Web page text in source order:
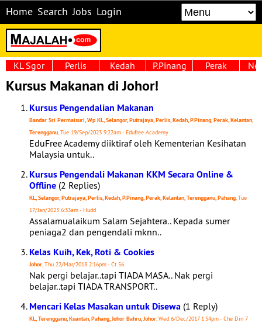
Home Search Jobs Login
KL Sgor Perlis Kedah P.Pinang Perak
Kursus Makanan di Johor!
Kursus Pengendalian Makanan
Bandar Sri Permaisuri, Wp KL, Selangor, Putrajaya, Perlis, Kedah, P.Pinang, Perak, Kelantan,
Terengganu, Tue 19/Sep/2023 9:22am - Edufree Academy
EduFree Academy diiktiraf oleh Kementerian Kesihatan
Malaysia untuk..
Kursus Pengendali Makanan KKM Secara Online &
Offline (2 Replies)
KL, Selangor, Putrajaya, Perlis, Kedah, P.Pinang, Perak, Kelantan, Terengganu, Pahang, Tue
17/Jan/2023 6:33am - Hudd
Assalamualaikum Salam Sejahtera.. Kepada sumer
peniaga2 dan pengendali mknn..
Kelas Kuih, Kek, Roti & Cookies
Johor, Thu 22/Mar/2018 2:16pm - Ct 56
Nak pergi belajar..tapi TIADA MASA.. Nak pergi
belajar..tapi TIADA TRANSPORT..
Mencari Kelas Masakan untuk Disewa (1 Reply)
KL, Terengganu, Kuantan, Pahang, Johor Bahru, Johor, Wed 6/Dec/2017 1:54pm - Che Din 7